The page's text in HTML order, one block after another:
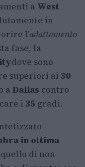
a West
in
l’adattamento
fase, la
dove sono
superiori ai 30
a Dallas contro
i 35 gradi.
in ottima
quello di non